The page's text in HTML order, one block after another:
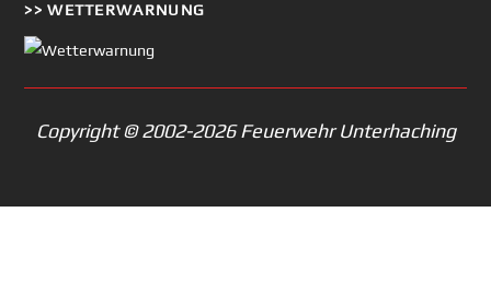
>> WETTERWARNUNG
Copyright © 2002-2026 Feuerwehr Unterhaching